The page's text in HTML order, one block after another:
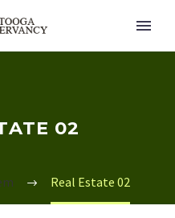
02
Real Estate 02